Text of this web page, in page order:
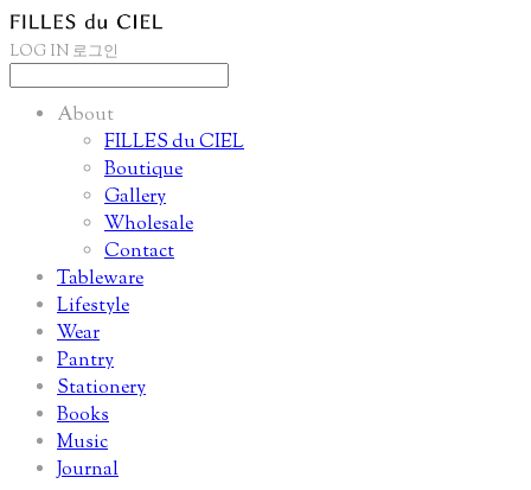
LOG IN 로그인
About
FILLES du CIEL
Boutique
Gallery
Wholesale
Contact
Tableware
Lifestyle
Wear
Pantry
Stationery
Books
Music
Journal